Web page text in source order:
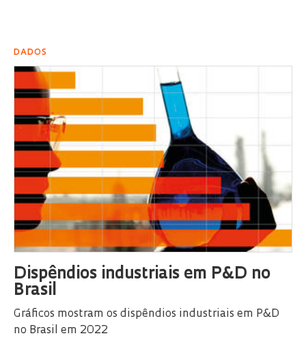
DADOS
Dispêndios industriais em P&D no
Brasil
Gráficos mostram os dispêndios industriais em P&D
no Brasil em 2022